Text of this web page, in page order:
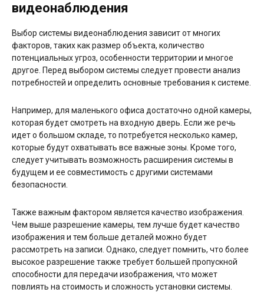
видеонаблюдения
Выбор системы видеонаблюдения зависит от многих
факторов, таких как размер объекта, количество
потенциальных угроз, особенности территории и многое
другое. Перед выбором системы следует провести анализ
потребностей и определить основные требования к системе.
Например, для маленького офиса достаточно одной камеры,
которая будет смотреть на входную дверь. Если же речь
идет о большом складе, то потребуется несколько камер,
которые будут охватывать все важные зоны. Кроме того,
следует учитывать возможность расширения системы в
будущем и ее совместимость с другими системами
безопасности.
Также важным фактором является качество изображения.
Чем выше разрешение камеры, тем лучше будет качество
изображения и тем больше деталей можно будет
рассмотреть на записи. Однако, следует помнить, что более
высокое разрешение также требует большей пропускной
способности для передачи изображения, что может
повлиять на стоимость и сложность установки системы.